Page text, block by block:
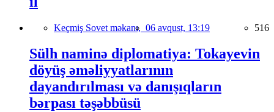
Keçmiş Sovet məkanı, 06 avqust, 13:19 516
Sülh naminə diplomatiya: Tokayevin
döyüş əməliyyatlarının
dayandırılması və danışıqların
bərpası təşəbbüsü